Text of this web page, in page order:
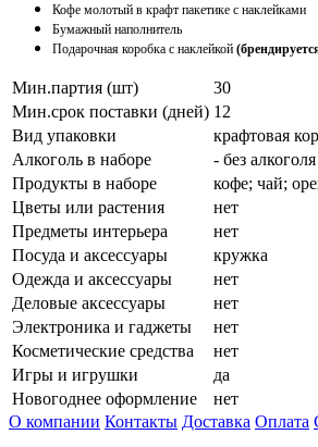
Кофе молотый в крафт пакетике с наклейками
Бумажный наполнитель
Подарочная коробка с наклейкой
Мин.партия (шт)
30
Мин.срок поставки (дней) 12
Вид упаковки
крафтовая
Алкоголь в наборе
- без алкоголя
Продукты в наборе
кофе; чай;
Цветы или растения
нет
Предметы интерьера
нет
Посуда и аксессуары
кружка
Одежда и аксессуары
нет
Деловые аксессуары
нет
Электроника и гаджеты
нет
Косметические средства
нет
Игры и игрушки
да
Новогоднее оформление
нет
О компании Контакты Доставка Оплата